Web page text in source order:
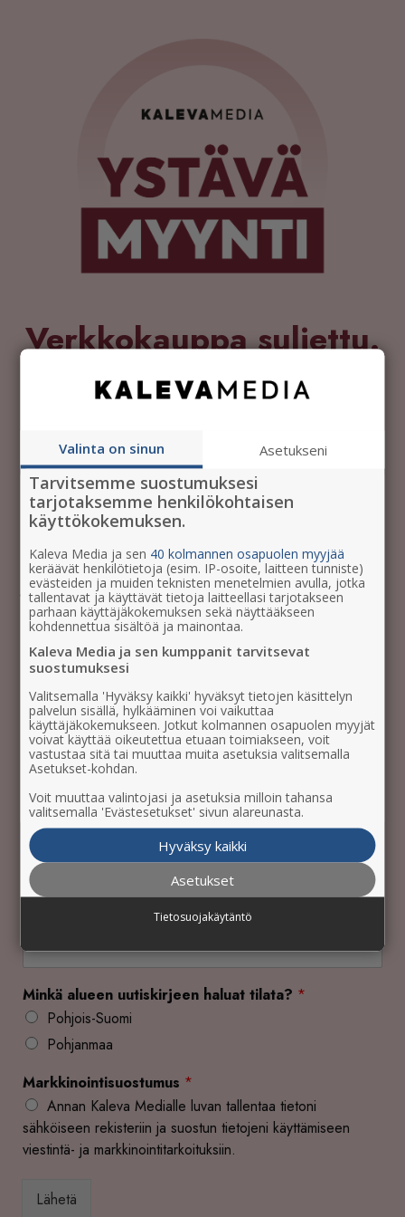
Verkkokauppa suljettu.
Nähdään taas ensi
Tilaa uutiskirjeemme, niin saat
tietää jatkossakin uusimmat
kampanjatarjoukset ensimmäisten
joukossa!
Uutiskirjetilaajana saat asiakasviestintäämme
suoraan sähköpostiisi noin kerran kuussa: uusimmat
kampanjat ja tarjoukset, ajankohtaisia artikkeleita,
ideoita markkinointiisi ja kutsuja tilaisuuksiimme.
Nimi
Yritys
*
Minkä alueen uutiskirjeen haluat tilata? *
Pohjois-Suomi
Pohjanmaa
Markkinointisuostumus *
Annan Kaleva Medialle luvan tallentaa tietoni
sähköiseen rekisteriin ja suostun tietojeni käyttämiseen
viestintä- ja markkinointitarkoituksiin.
Lähetä
Valinta on sinun Asetukseni
Tarvitsemme suostumuksesi
tarjotaksemme henkilökohtaisen
käyttökokemuksen.
Kaleva Media ja sen 40 kolmannen osapuolen myyjää
keräävät henkilötietoja (esim. IP-osoite, laitteen tunniste)
evästeiden ja muiden teknisten menetelmien avulla, jotka
tallentavat ja käyttävät tietoja laitteellasi tarjotakseen
parhaan käyttäjäkokemuksen sekä näyttääkseen
kohdennettua sisältöä ja mainontaa.
Kaleva Media ja sen kumppanit tarvitsevat
suostumuksesi
Valitsemalla 'Hyväksy kaikki' hyväksyt tietojen käsittelyn
palvelun sisällä, hylkääminen voi vaikuttaa
käyttäjäkokemukseen. Jotkut kolmannen osapuolen myyjät
voivat käyttää oikeutettua etuaan toimiakseen, voit
vastustaa sitä tai muuttaa muita asetuksia valitsemalla
Asetukset-kohdan.
Voit muuttaa valintojasi ja asetuksia milloin tahansa
valitsemalla 'Evästesetukset' sivun alareunasta.
Hyväksy kaikki
Asetukset
Tietosuojakäytäntö